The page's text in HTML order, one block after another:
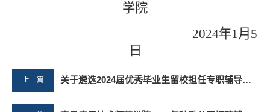
学院
2024年1月5
日
上一篇 关于遴选2024届优秀毕业生留校担任专职辅导员资格审查的公示